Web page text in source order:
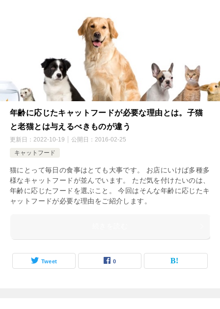
年齢に応じたキャットフードが必要な理由とは。子猫
と老猫とは与えるべきものが違う
更新日： 2022-10-19 公開日： 2016-02-25
キャットフード
猫にとって毎日の食事はとても大事です。 お店にいけば多種多
様なキャットフードが並んでいます。 ただ気を付けたいのは、
年齢に応じたフードを選ぶこと。 今回はそんな年齢に応じたキ
ャットフードが必要な理由をご紹介します。
Tweet 0